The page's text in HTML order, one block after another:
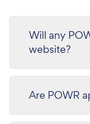
Will any
website?
Are POWR